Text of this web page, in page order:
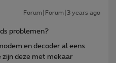
Forum|Forum|3 years ago
problemen?
en decoder al eens
zijn deze met mekaar